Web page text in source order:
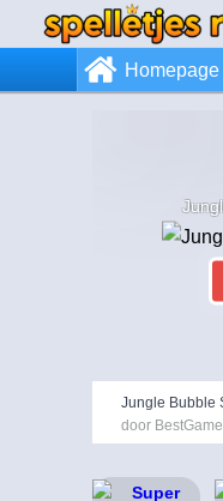
Homepage
Jungle Bubble
door